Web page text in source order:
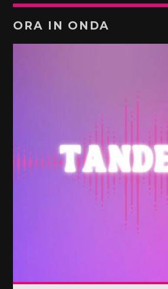
ORA IN ONDA